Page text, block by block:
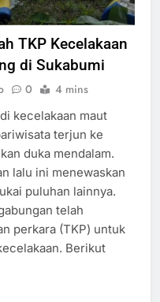
TKP Kecelakaan
di Sukabumi
0 4 mins
kecelakaan maut
terjun ke
duka mendalam.
lalu ini menewaskan
puluhan lainnya.
telah
perkara (TKP) untuk
Berikut